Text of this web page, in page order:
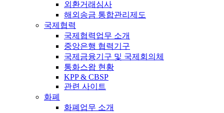
외환거래심사
해외송금 통합관리제도
국제협력
국제협력업무 소개
중앙은행 협력기구
국제금융기구 및 국제회의체
통화스왑 현황
KPP & CBSP
관련 사이트
화폐
화폐업무 소개